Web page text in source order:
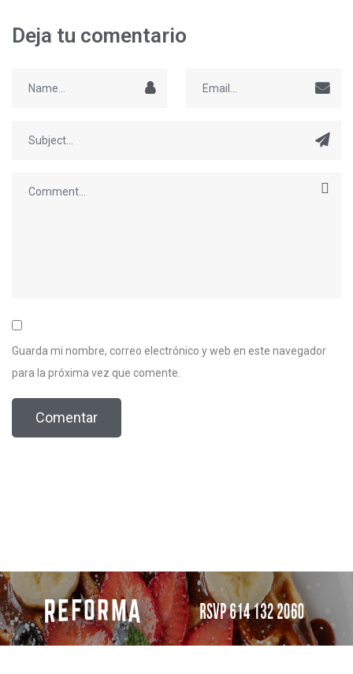
Deja tu comentario
Guarda mi nombre, correo electrónico y web en este navegador
para la próxima vez que comente.